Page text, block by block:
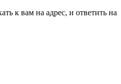
к вам на адрес, и ответить на